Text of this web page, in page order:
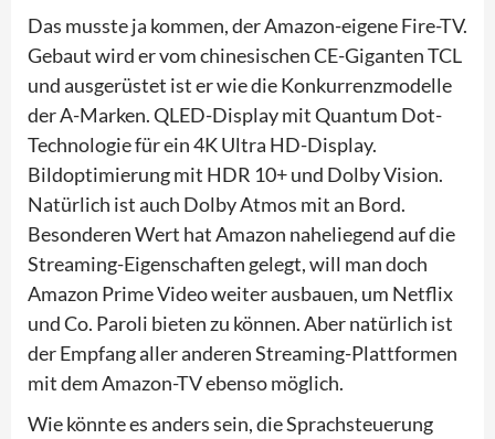
Das musste ja kommen, der Amazon-eigene Fire-TV.
Gebaut wird er vom chinesischen CE-Giganten TCL
und ausgerüstet ist er wie die Konkurrenzmodelle
der A-Marken. QLED-Display mit Quantum Dot-
Technologie für ein 4K Ultra HD-Display.
Bildoptimierung mit HDR 10+ und Dolby Vision.
Natürlich ist auch Dolby Atmos mit an Bord.
Besonderen Wert hat Amazon naheliegend auf die
Streaming-Eigenschaften gelegt, will man doch
Amazon Prime Video weiter ausbauen, um Netflix
und Co. Paroli bieten zu können. Aber natürlich ist
der Empfang aller anderen Streaming-Plattformen
mit dem Amazon-TV ebenso möglich.
Wie könnte es anders sein, die Sprachsteuerung